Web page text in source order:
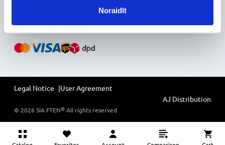
Noraidīt
Legal Notice
User Agreement
AJ Distribution
© 2026 SIA FTEN® All rights reserved